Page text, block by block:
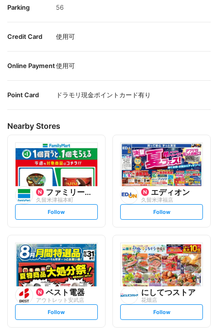
Parking 56
Credit Card 使用可
Online Payment使用可
Point Card ドラモリ現金ポイントカード有り
Nearby Stores
ファミリーマート
久留米津福本町
s
t
l
o
w
Follow
エディオン
久留米津福店
s
t
l
o
w
Follow
ベスト電器
アウトレット安武店
s
t
Follow
にしてつストア
花畑店
s
t
Follow